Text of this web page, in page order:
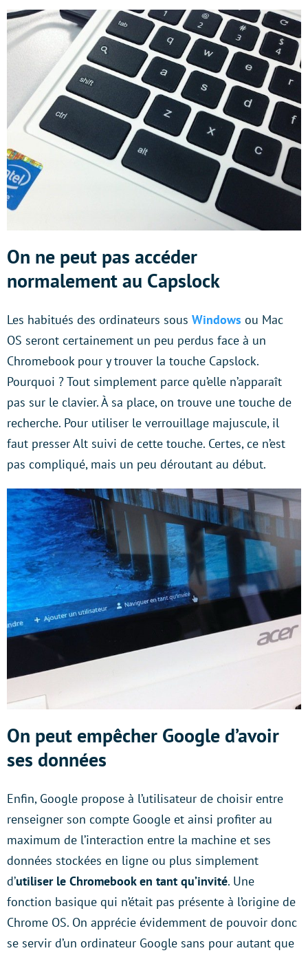
On ne peut pas accéder
normalement au Capslock
Les habitués des ordinateurs sous Windows ou Mac
OS seront certainement un peu perdus face à un
Chromebook pour y trouver la touche Capslock.
Pourquoi ? Tout simplement parce qu’elle n’apparaît
pas sur le clavier. À sa place, on trouve une touche de
recherche. Pour utiliser le verrouillage majuscule, il
faut presser Alt suivi de cette touche. Certes, ce n’est
pas compliqué, mais un peu déroutant au début.
On peut empêcher Google d’avoir
ses données
Enfin, Google propose à l’utilisateur de choisir entre
renseigner son compte Google et ainsi profiter au
maximum de l’interaction entre la machine et ses
données stockées en ligne ou plus simplement
d’utiliser le Chromebook en tant qu’invité. Une
fonction basique qui n’était pas présente à l’origine de
Chrome OS. On apprécie évidemment de pouvoir donc
se servir d’un ordinateur Google sans pour autant que